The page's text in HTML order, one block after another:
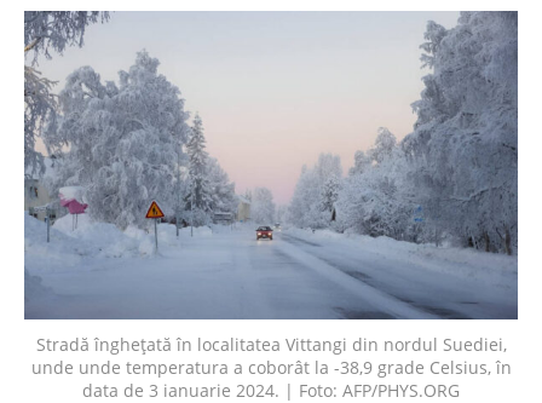
Stradă înghețată în localitatea Vittangi din nordul Suediei,
unde unde temperatura a coborât la -38,9 grade Celsius, în
data de 3 ianuarie 2024. | Foto: AFP/PHYS.ORG